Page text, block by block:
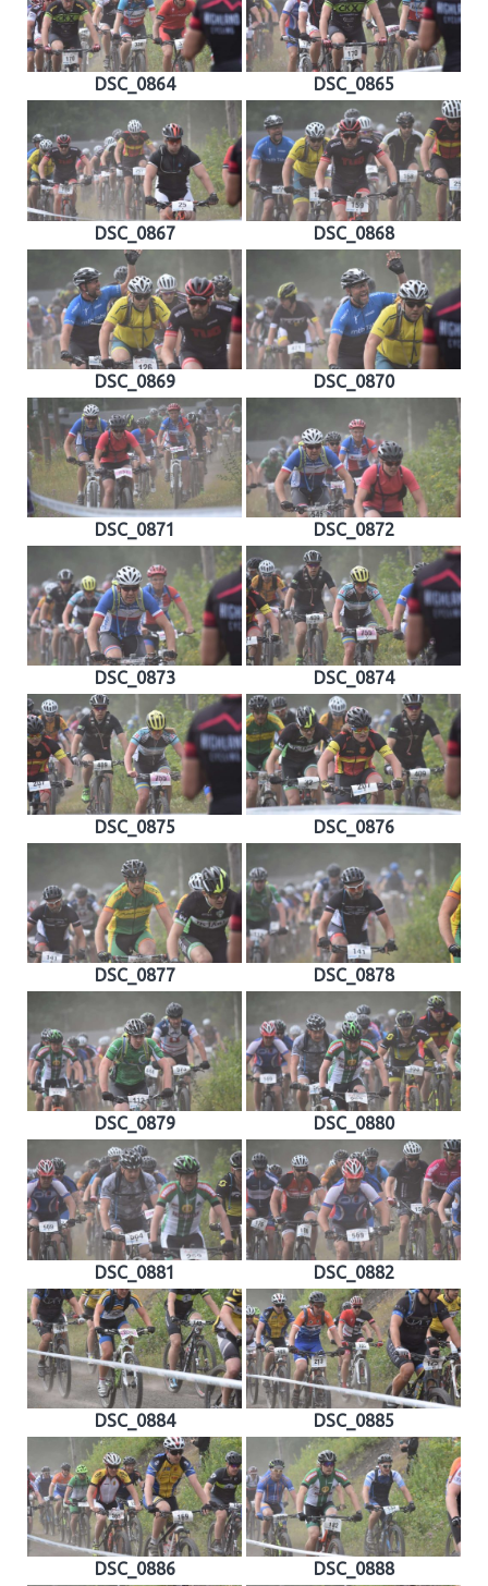
DSC_0864 DSC_0865
DSC_0867 DSC_0868
DSC_0869 DSC_0870
DSC_0871 DSC_0872
DSC_0873 DSC_0874
DSC_0875 DSC_0876
DSC_0877 DSC_0878
DSC_0879 DSC_0880
DSC_0881 DSC_0882
DSC_0884 DSC_0885
DSC_0886 DSC_0888